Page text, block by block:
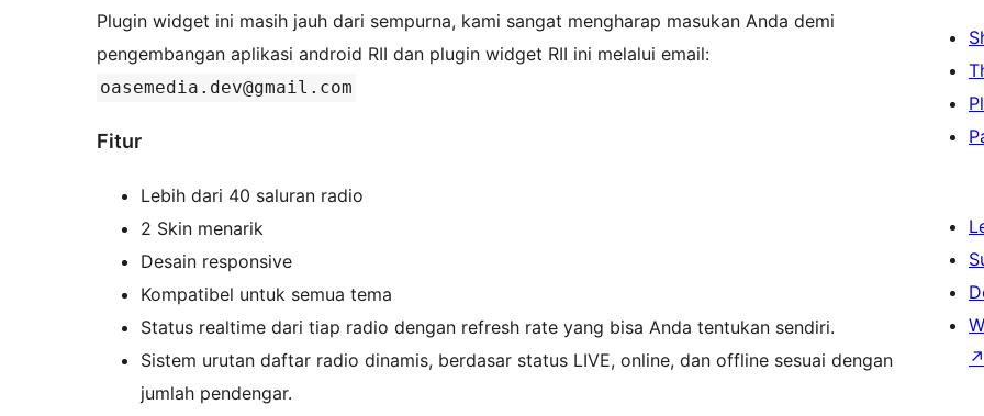
Plugin widget ini masih jauh dari sempurna, kami sangat mengharap masukan Anda demi
pengembangan aplikasi android RII dan plugin widget RII ini melalui email:
oasemedia.dev@gmail.com
Fitur
Lebih dari 40 saluran radio
2 Skin menarik
Desain responsive
Kompatibel untuk semua tema
Status realtime dari tiap radio dengan refresh rate yang bisa Anda tentukan sendiri.
Sistem urutan daftar radio dinamis, berdasar status LIVE, online, dan offline sesuai dengan
jumlah pendengar.
↗